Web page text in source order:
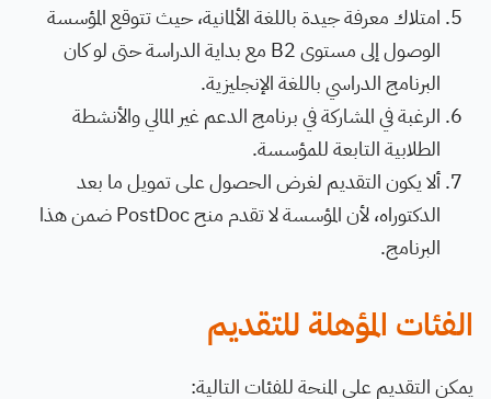
امتلاك معرفة جيدة باللغة الألمانية، حيث تتوقع المؤسسة
الوصول إلى مستوى B2 مع بداية الدراسة حتى لو كان
البرنامج الدراسي باللغة الإنجليزية.
الرغبة في المشاركة في برنامج الدعم غير المالي والأنشطة
الطلابية التابعة للمؤسسة.
ألا يكون التقديم لغرض الحصول على تمويل ما بعد
الدكتوراه، لأن المؤسسة لا تقدم منح PostDoc ضمن هذا
البرنامج.
الفئات المؤهلة للتقديم
يمكن التقديم على المنحة للفئات التالية: